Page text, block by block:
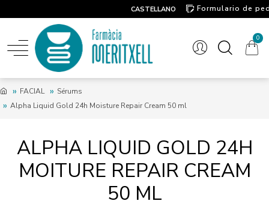
CASTELLANO
Formulario de
0
FACIAL
Sérums
Alpha Liquid Gold 24h Moisture Repair Cream 50 ml
ALPHA LIQUID GOLD 24H
MOITURE REPAIR CREAM
50 ML